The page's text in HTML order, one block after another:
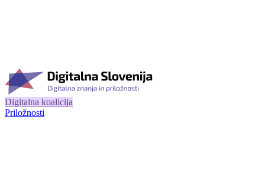
Digitalna koalicija
Priložnosti